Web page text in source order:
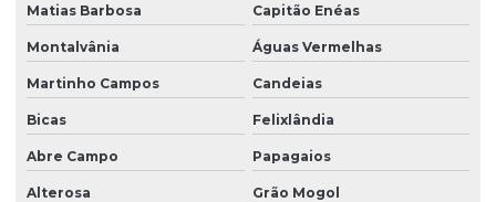
Matias Barbosa Capitão Enéas
Montalvânia Águas Vermelhas
Martinho Campos Candeias
Bicas Felixlândia
Abre Campo Papagaios
Alterosa Grão Mogol